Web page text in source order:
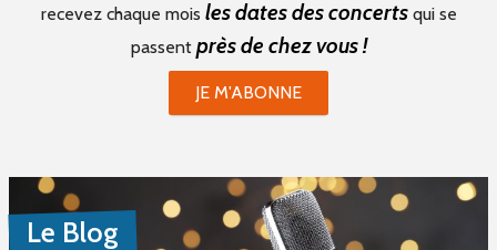
recevez chaque mois les dates des concertsqui se
passent près de chez vous !
JE M'ABONNE
Le Blog